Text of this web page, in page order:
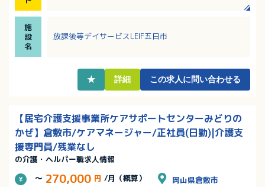
もたち一人ひとりと向き合って支援がしたい方、大歓
迎！
（前年度実績）
施
設
名
放課後等デイサービスLEIF五日市
★ 詳細 この求人に問い合わせる
【居宅介護支援事業所ケアサポートセンターみどりの
かぜ】倉敷市/ケアマネージャー/正社員(日勤)|介護支
援専門員/残業なし
の介護・ヘルパー職求人情報
～ 270,000 円 /月（概算） 岡山県倉敷市